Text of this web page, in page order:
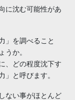
に沈む可能性があ
」を調べること
うか。
、どの程度沈下す
」と呼びます。
ない事がほとんど